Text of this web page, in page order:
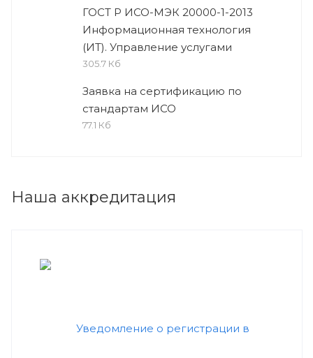
ГОСТ Р ИСО-МЭК 20000-1-2013
Информационная технология
(ИТ). Управление услугами
305.7 Кб
Заявка на сертификацию по
стандартам ИСО
77.1 Кб
Наша аккредитация